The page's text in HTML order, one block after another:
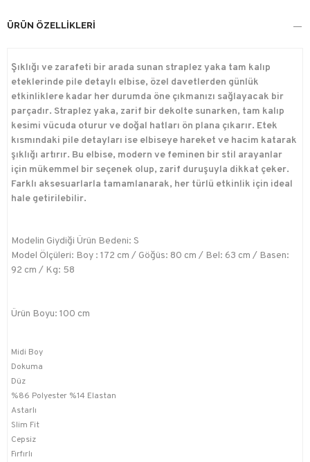
ÜRÜN ÖZELLIKLERI
Şıklığı ve zarafeti bir arada sunan straplez yaka tam kalıp
eteklerinde pile detaylı elbise, özel davetlerden günlük
etkinliklere kadar her durumda öne çıkmanızı sağlayacak bir
parçadır. Straplez yaka, zarif bir dekolte sunarken, tam kalıp
kesimi vücuda oturur ve doğal hatları ön plana çıkarır. Etek
kısmındaki pile detayları ise elbiseye hareket ve hacim katarak
şıklığı artırır. Bu elbise, modern ve feminen bir stil arayanlar
için mükemmel bir seçenek olup, zarif duruşuyla dikkat çeker.
Farklı aksesuarlarla tamamlanarak, her türlü etkinlik için ideal
hale getirilebilir.
Modelin Giydiği Ürün Bedeni: S
Model Ölçüleri: Boy : 172 cm / Göğüs: 80 cm / Bel: 63 cm / Basen:
92 cm / Kg: 58
Ürün Boyu: 100 cm
Midi Boy
Dokuma
Düz
%86 Polyester %14 Elastan
Astarlı
Slim Fit
Cepsiz
Fırfırlı